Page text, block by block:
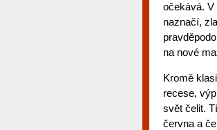
očekává.
naznačí,
na nové
Kromě
recese,
svět čelit.
června a